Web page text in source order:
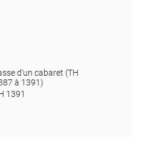
d'un cabaret (TH
à 1391)
1391